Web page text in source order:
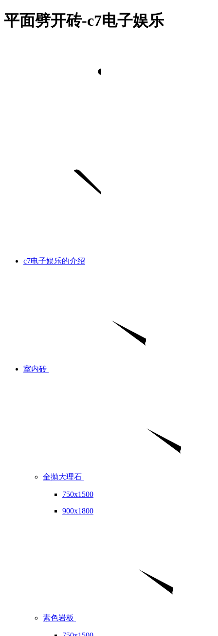
平面劈开砖-c7电子娱乐
c7电子娱乐的介绍
室内砖
全抛大理石
750x1500
900x1800
素色岩板